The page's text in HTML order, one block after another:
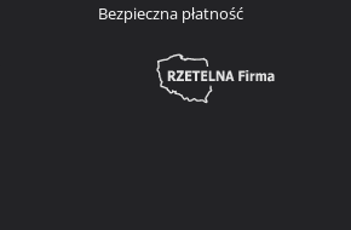
Bezpieczna płatność